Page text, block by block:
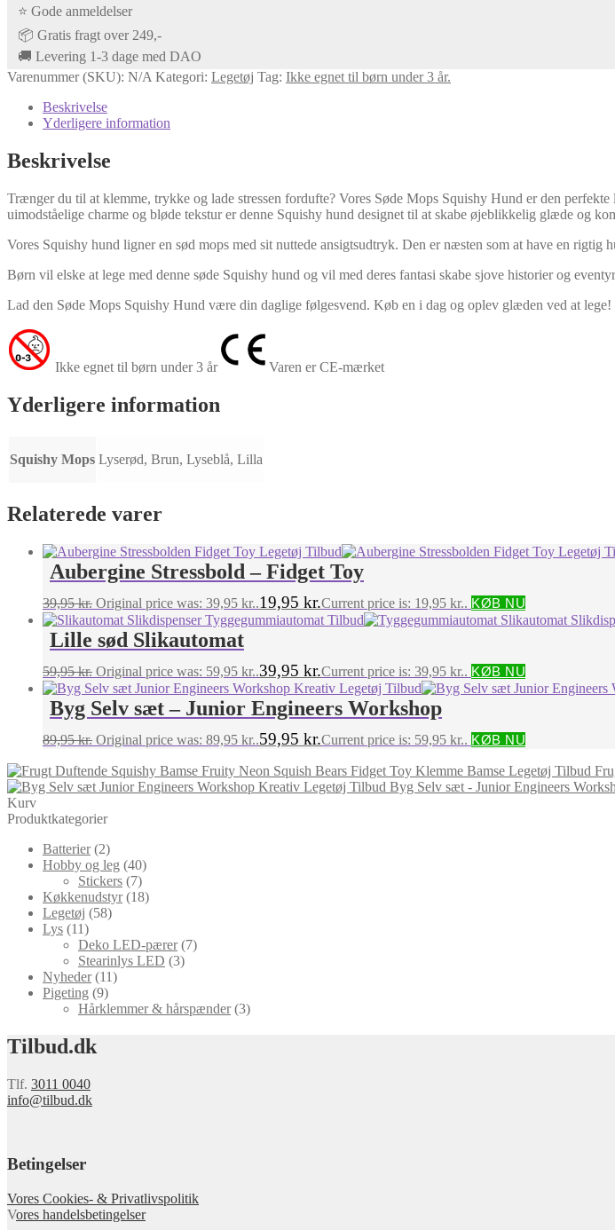
⭐ Gode anmeldelser
📦 Gratis fragt over 249,-
🚚 Levering 1-3 dage med DAO
Varenummer (SKU): N/A Kategori: Legetøj Tag: Ikke egnet til børn under 3 år.
Beskrivelse
Yderligere information
Beskrivelse
Trænger du til at klemme, trykke og lade stressen fordufte? Vores Søde Mops Squishy Hund er den
uimodståelige charme og bløde tekstur er denne Squishy hund designet til at skabe øjeblikkelig glæde og
Vores Squishy hund ligner en sød mops med sit nuttede ansigtsudtryk. Den er næsten som at have en rigtig
Børn vil elske at lege med denne søde Squishy hund og vil med deres fantasi skabe sjove historier og
Lad den Søde Mops Squishy Hund være din daglige følgesvend. Køb en i dag og oplev glæden ved at lege!
Ikke egnet til børn under 3 år Varen er CE-mærket
Yderligere information
Squishy Mops Lyserød, Brun, Lyseblå, Lilla
Relaterede varer
Aubergine Stressbold – Fidget Toy
39,95kr. Original price was: 39,95 kr..19,95 kr.Current price is: 19,95 kr.. KØB NU
Lille sød Slikautomat
59,95kr. Original price was: 59,95 kr..39,95 kr.Current price is: 39,95 kr.. KØB NU
Byg Selv sæt – Junior Engineers Workshop
89,95kr. Original price was: 89,95 kr..59,95 kr.Current price is: 59,95 kr.. KØB NU
Byg Selv sæt - Junior Engineers
Kurv
Produktkategorier
Batterier (2)
Hobby og leg (40)
Stickers (7)
Køkkenudstyr (18)
Legetøj (58)
Lys (11)
Deko LED-pærer (7)
Stearinlys LED (3)
Nyheder (11)
Pigeting (9)
Hårklemmer & hårspænder (3)
Tilbud.dk
Tlf. 3011 0040
info@tilbud.dk
Betingelser
Vores Cookies- & Privatlivspolitik
Vores handelsbetingelser